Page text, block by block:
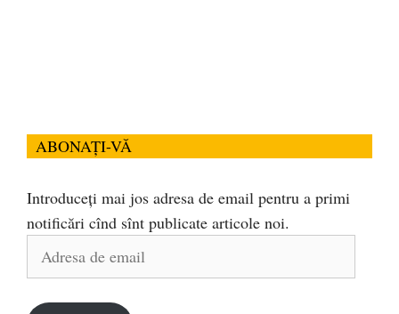
ABONAȚI-VĂ
Introduceți mai jos adresa de email pentru a primi
notificări cînd sînt publicate articole noi.